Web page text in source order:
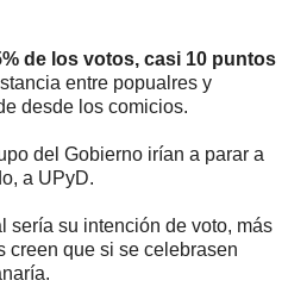
de los votos, casi 10 puntos
entre popualres y
desde los comicios.
del Gobierno irían a parar a
a UPyD.
sería su intención de voto, más
creen que si se celebrasen